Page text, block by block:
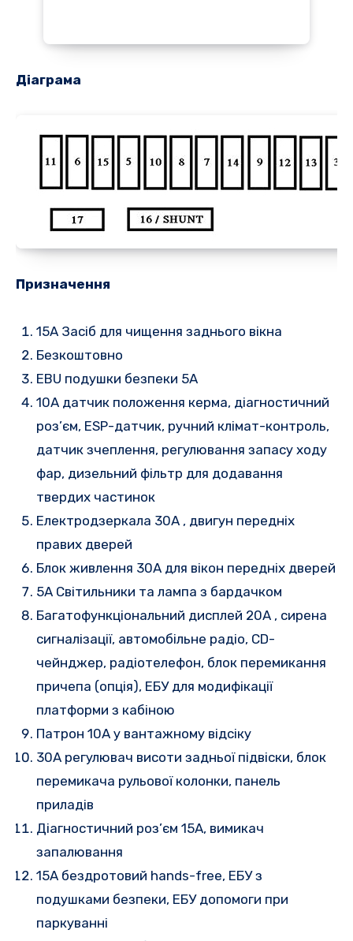
Діаграма
Призначення
15A Засіб для чищення заднього вікна
Безкоштовно
EBU подушки безпеки 5A
10A датчик положення керма, діагностичний
роз’єм, ESP-датчик, ручний клімат-контроль,
датчик зчеплення, регулювання запасу ходу
фар, дизельний фільтр для додавання
твердих частинок
Електродзеркала 30A , двигун передніх
правих дверей
Блок живлення 30А для вікон передніх дверей
5A Світильники та лампа з бардачком
Багатофункціональний дисплей 20A , сирена
сигналізації, автомобільне радіо, CD-
чейнджер, радіотелефон, блок перемикання
причепа (опція), ЕБУ для модифікації
платформи з кабіною
Патрон 10A у вантажному відсіку
30A регулювач висоти задньої підвіски, блок
перемикача рульової колонки, панель
приладів
Діагностичний роз’єм 15А, вимикач
запалювання
15A бездротовий hands-free, ЕБУ з
подушками безпеки, ЕБУ допомоги при
паркуванні